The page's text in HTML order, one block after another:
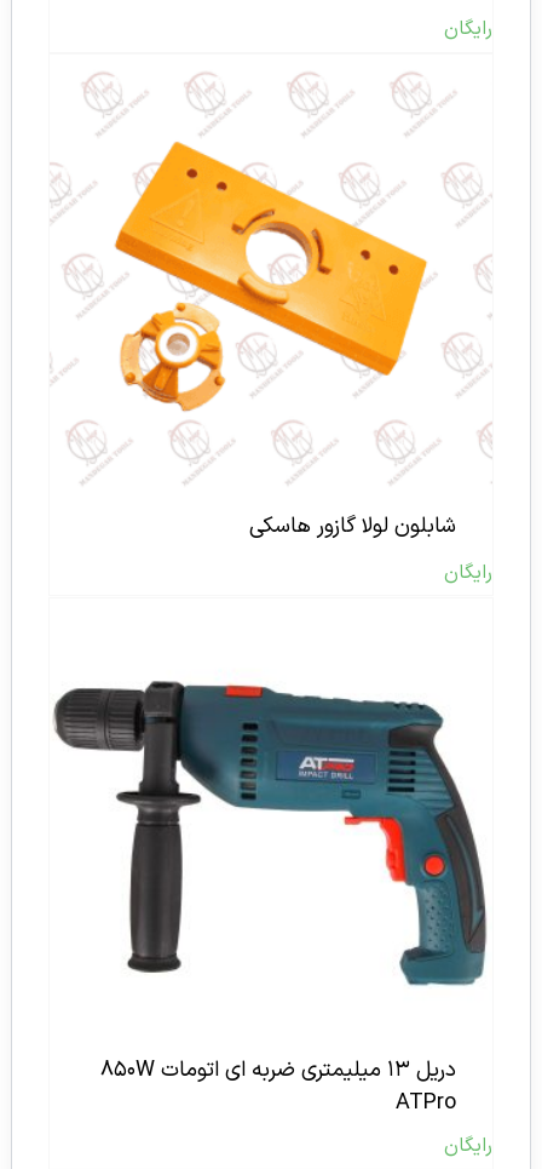
رایگان
شابلون لولا گازور هاسکی
رایگان
دریل ۱۳ میلیمتری ضربه ای اتومات ۸۵۰W
ATPro
رایگان